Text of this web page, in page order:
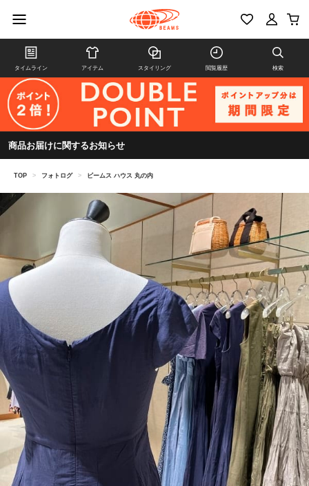
タイムライン アイテム スタイリング 閲覧履歴 検索
商品お届けに関するお知らせ
TOP > フォトログ > ビームス ハウス 丸の内